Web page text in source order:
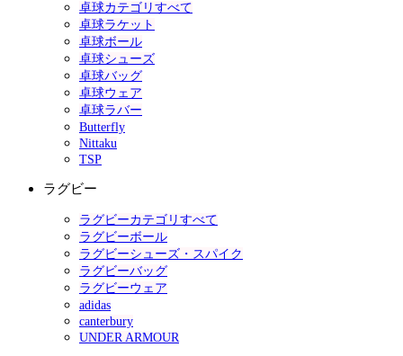
卓球カテゴリすべて
卓球ラケット
卓球ボール
卓球シューズ
卓球バッグ
卓球ウェア
卓球ラバー
Butterfly
Nittaku
TSP
ラグビー
ラグビーカテゴリすべて
ラグビーボール
ラグビーシューズ・スパイク
ラグビーバッグ
ラグビーウェア
adidas
canterbury
UNDER ARMOUR